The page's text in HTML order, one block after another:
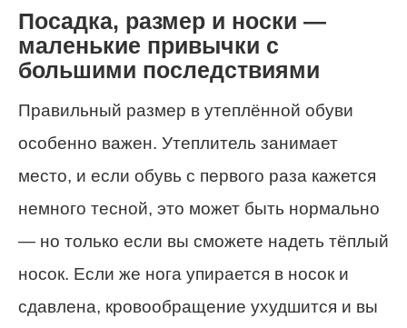
Посадка, размер и носки —
маленькие привычки с
большими последствиями
Правильный размер в утеплённой обуви
особенно важен. Утеплитель занимает
место, и если обувь с первого раза кажется
немного тесной, это может быть нормально
— но только если вы сможете надеть тёплый
носок. Если же нога упирается в носок и
сдавлена, кровообращение ухудшится и вы